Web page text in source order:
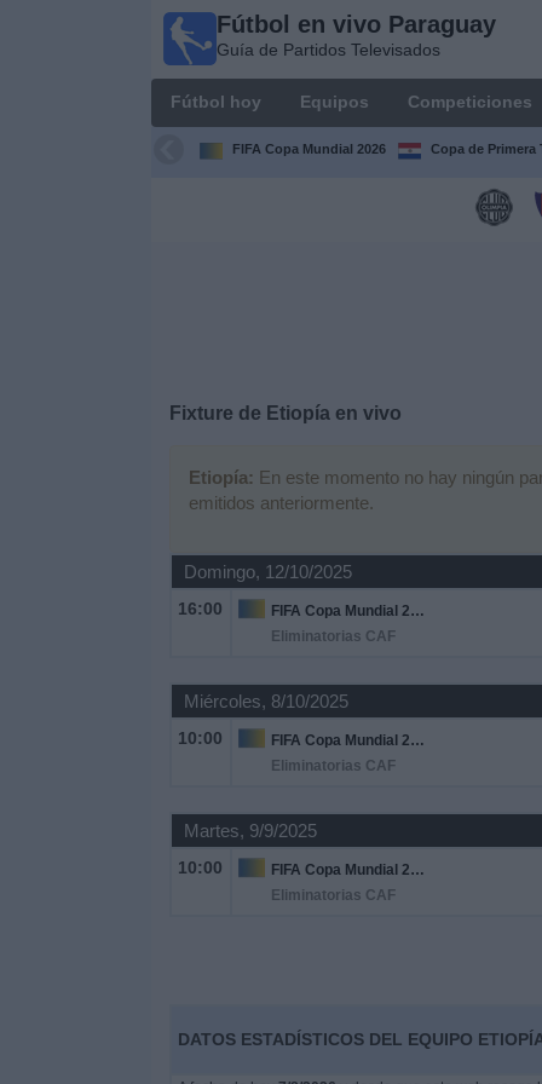
Fútbol en vivo Paraguay
Guía de Partidos Televisados
Fútbol hoy Equipos Competiciones
FIFA Copa Mundial 2026 Copa de Primera
Fixture de Etiopíaen vivo
Etiopía: En este momento no hay ningún
emitidos anteriormente.
Domingo, 12/10/2025
16:00
FIFA Copa Mundial 2026
Eliminatorias CAF
Miércoles, 8/10/2025
10:00
FIFA Copa Mundial 2026
Eliminatorias CAF
Martes, 9/9/2025
10:00
FIFA Copa Mundial 2026
Eliminatorias CAF
DATOS ESTADÍSTICOS DEL EQUIPO
Paraguay